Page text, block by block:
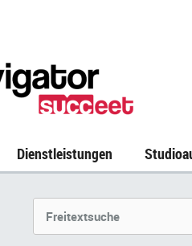
Dienstleistungen